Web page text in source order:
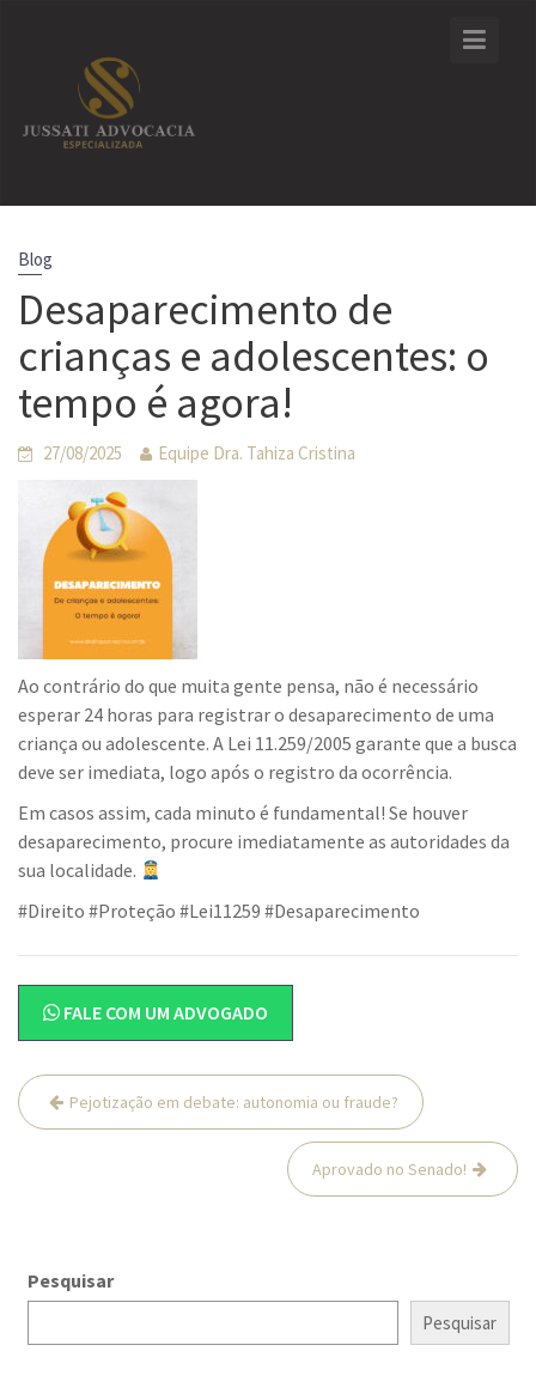
Blog
Desaparecimento de
crianças e adolescentes: o
tempo é agora!
27/08/2025 Equipe Dra. Tahiza Cristina
Ao contrário do que muita gente pensa, não é necessário
esperar 24 horas para registrar o desaparecimento de uma
criança ou adolescente. A Lei 11.259/2005 garante que a busca
deve ser imediata, logo após o registro da ocorrência.
Em casos assim, cada minuto é fundamental! Se houver
desaparecimento, procure imediatamente as autoridades da
sua localidade.
#Direito #Proteção #Lei11259 #Desaparecimento
FALE COM UM ADVOGADO
Navegação
de
Pejotização em debate: autonomia ou fraude?
Aprovado no Senado!
Pesquisar
Pesquisar